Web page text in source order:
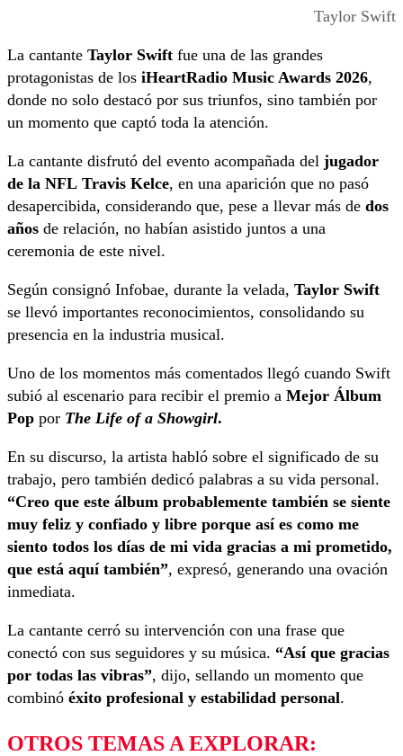
Taylor Swift
La cantante Taylor Swift fue una de las grandes
protagonistas de los iHeartRadio Music Awards 2026,
donde no solo destacó por sus triunfos, sino también por
un momento que captó toda la atención.
La cantante disfrutó del evento acompañada del jugador
de la NFL Travis Kelce, en una aparición que no pasó
desapercibida, considerando que, pese a llevar más de dos
años de relación, no habían asistido juntos a una
ceremonia de este nivel.
Según consignó Infobae, durante la velada, Taylor Swift
se llevó importantes reconocimientos, consolidando su
presencia en la industria musical.
Uno de los momentos más comentados llegó cuando Swift
subió al escenario para recibir el premio a Mejor Álbum
Pop por The Life of a Showgirl.
En su discurso, la artista habló sobre el significado de su
trabajo, pero también dedicó palabras a su vida personal.
“Creo que este álbum probablemente también se siente
muy feliz y confiado y libre porque así es como me
siento todos los días de mi vida gracias a mi prometido,
que está aquí también”, expresó, generando una ovación
inmediata.
La cantante cerró su intervención con una frase que
conectó con sus seguidores y su música. “Así que gracias
por todas las vibras”, dijo, sellando un momento que
combinó éxito profesional y estabilidad personal.
OTROS TEMAS A EXPLORAR: